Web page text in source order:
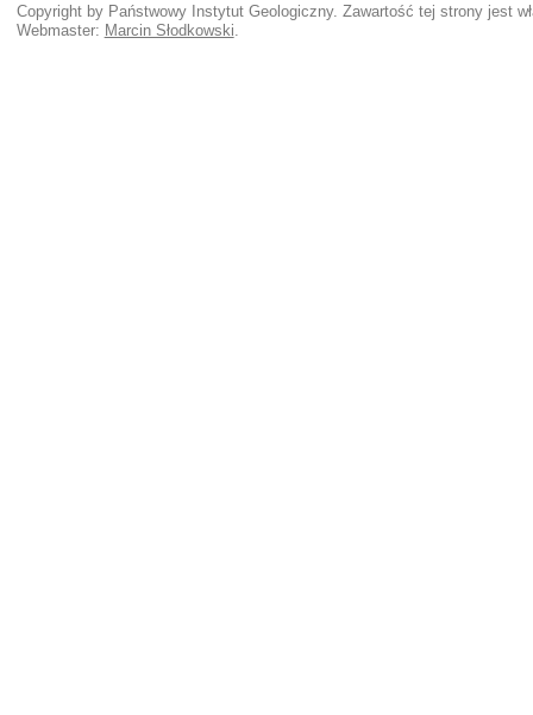
Copyright by Państwowy Instytut Geologiczny. Zawartość tej strony jest
Webmaster: Marcin Słodkowski